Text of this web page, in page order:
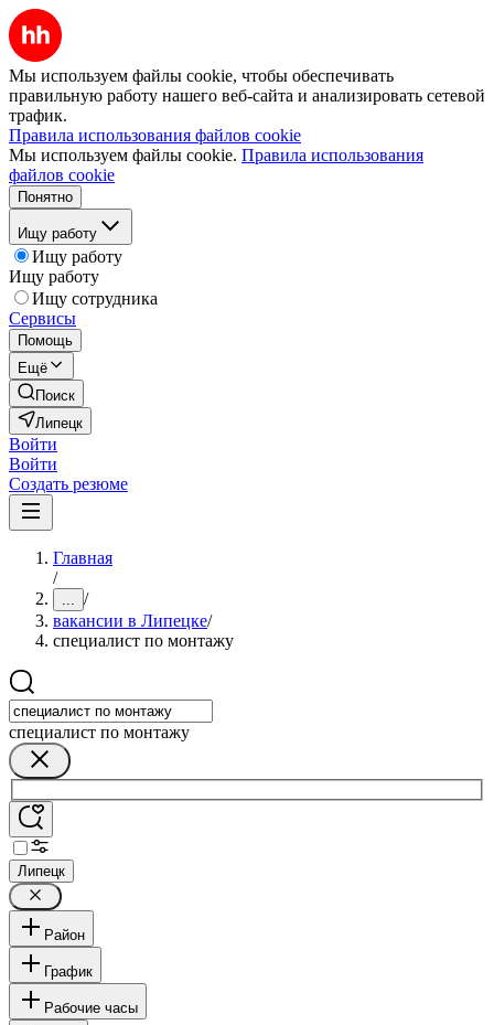
Мы используем файлы cookie, чтобы обеспечивать
правильную работу нашего веб-сайта и анализировать сетевой
трафик.
Правила использования файлов cookie
Мы используем файлы cookie. Правила использования
файлов cookie
Понятно
Ищу работу
Ищу работу
Ищу работу
Ищу сотрудника
Сервисы
Помощь
Ещё
Поиск
Липецк
Войти
Войти
Создать резюме
Главная
/
... /
вакансии в Липецке/
специалист по монтажу
специалист по монтажу
Липецк
Район
График
Рабочие часы